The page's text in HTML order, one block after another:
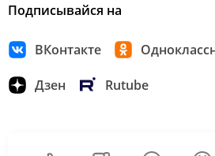
Подписывайся на
ВКонтакте
Дзен Rutube